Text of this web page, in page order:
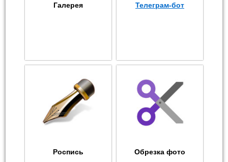
Галерея Телеграм-бот
Роспись Обрезка фото